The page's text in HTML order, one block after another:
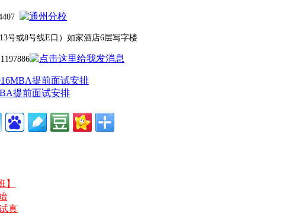
号或8号线E口）如家酒店6层写字楼
提前面试安排
提前面试安排
真